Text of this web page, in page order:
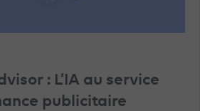
: L’IA au service
publicitaire